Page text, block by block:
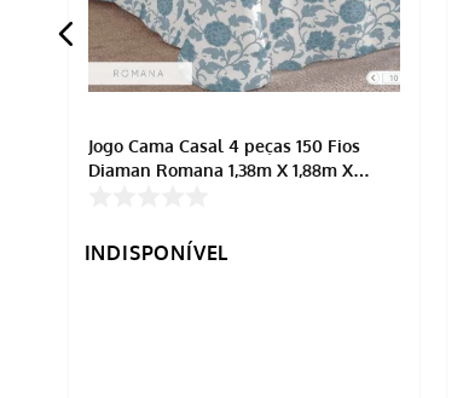
Jogo Cama Casal 4 peças 150 Fios
Diaman Romana 1,38m X 1,88m X
INDISPONÍVEL